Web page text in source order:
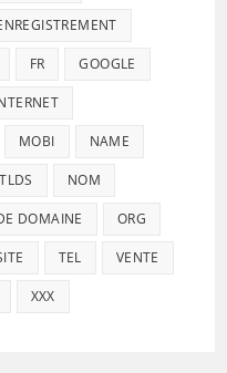
FR GOOGLE
MOBI NAME
NOM
DOMAINE ORG
TEL VENTE
XXX